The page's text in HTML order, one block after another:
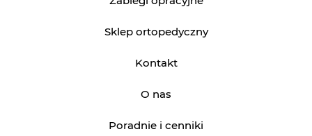
Sklep ortopedyczny
Kontakt
O nas
Poradnie i cenniki